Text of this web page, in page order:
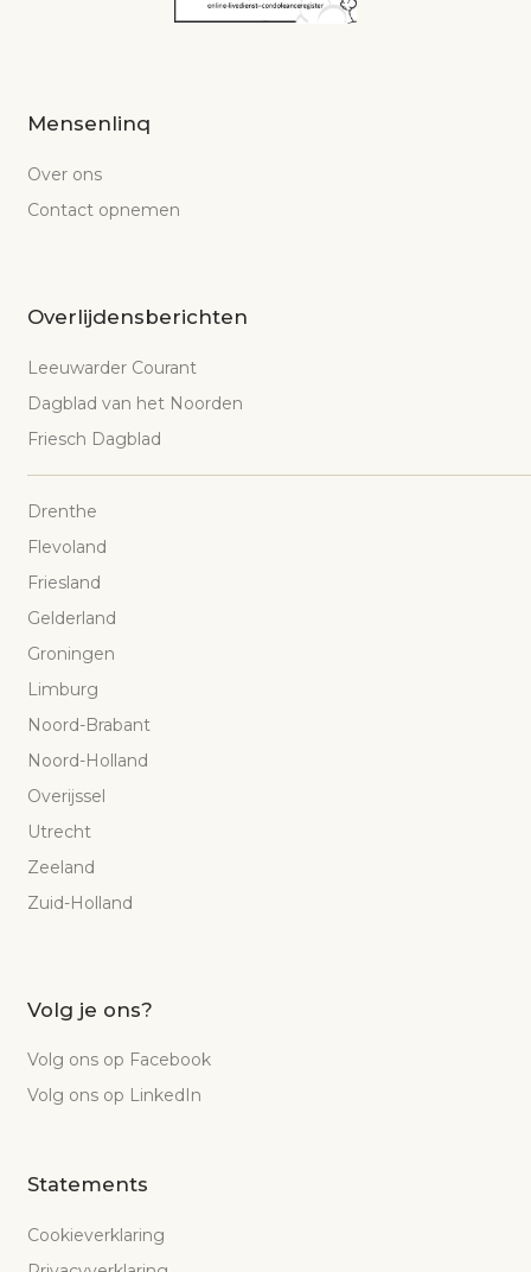
Mensenlinq
Over ons
Contact opnemen
Overlijdensberichten
Leeuwarder Courant
Dagblad van het Noorden
Friesch Dagblad
Drenthe
Flevoland
Friesland
Gelderland
Groningen
Limburg
Noord-Brabant
Noord-Holland
Overijssel
Utrecht
Zeeland
Zuid-Holland
Volg je ons?
Volg ons op Facebook
Volg ons op LinkedIn
Statements
Cookieverklaring